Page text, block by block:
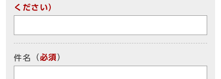
ください）
件名 （必須）